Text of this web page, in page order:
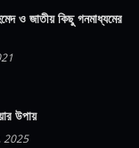
ও জাতীয় কিছু গনমাধ্যমের
উপায়
2025